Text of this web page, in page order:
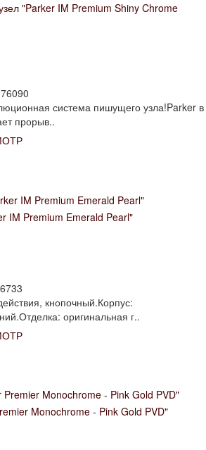
"Parker IM Premium Shiny Chrome
система пишущего узла!Parker в
прорыв..
IM Premium Emerald Pearl"
кнопочный.Корпус:
оригинальная г..
Monochrome - Pink Gold PVD"